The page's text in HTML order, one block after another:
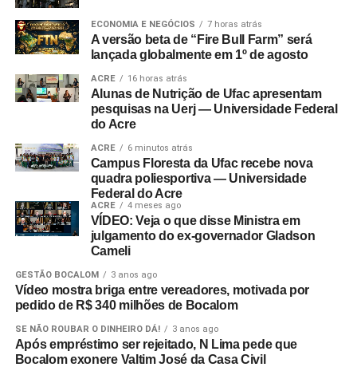
ECONOMIA E NEGÓCIOS 7 horas atrás
A versão beta de “Fire Bull Farm” será
lançada globalmente em 1º de agosto
ACRE 16 horas atrás
Alunas de Nutrição de Ufac apresentam
pesquisas na Uerj — Universidade Federal
do Acre
ACRE 6 minutos atrás
Campus Floresta da Ufac recebe nova
quadra poliesportiva — Universidade
Federal do Acre
ACRE 4 meses ago
VÍDEO: Veja o que disse Ministra em
julgamento do ex-governador Gladson
Cameli
GESTÃO BOCALOM 3 anos ago
Vídeo mostra briga entre vereadores, motivada por
pedido de R$ 340 milhões de Bocalom
SE NÃO ROUBAR O DINHEIRO DÁ! 3 anos ago
Após empréstimo ser rejeitado, N Lima pede que
Bocalom exonere Valtim José da Casa Civil